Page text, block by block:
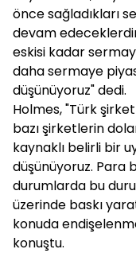
önce sağladıkları
devam
eskisi kadar
daha sermaye
düşünüyoruz" dedi.
Holmes, "Türk
bazı şirketlerin
kaynaklı belirli bir
düşünüyoruz. Para
durumlarda bu
üzerinde baskı
konuda
konuştu.